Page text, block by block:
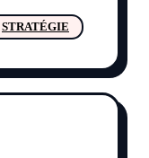
STRATÉGIE